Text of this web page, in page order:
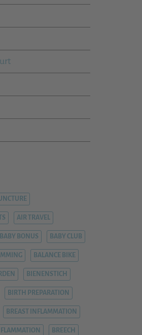
AIR TRAVEL
BABY BONUS BABY CLUB
BALANCE BIKE
BIENENSTICH
BIRTH PREPARATION
BREAST INFLAMMATION
BREECH